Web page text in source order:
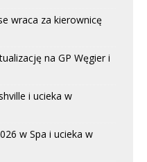
wraca za kierownicę
na GP Węgier i
i ucieka w
w Spa i ucieka w